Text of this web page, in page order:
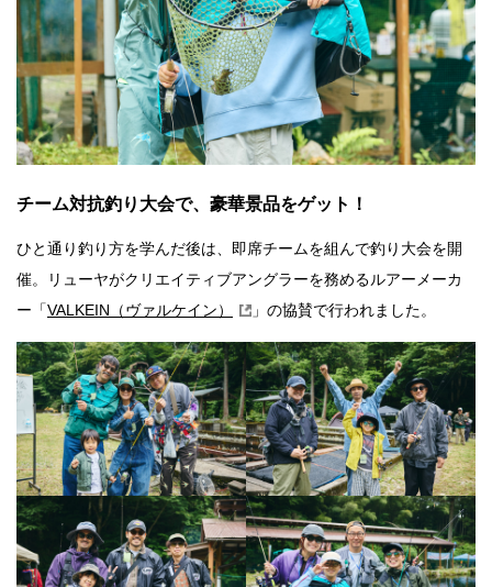
チーム対抗釣り大会で、豪華景品をゲット！
ひと通り釣り方を学んだ後は、即席チームを組んで釣り大会を開
催。リューヤがクリエイティブアングラーを務めるルアーメーカ
ー「VALKEIN（ヴァルケイン） 」の協賛で行われました。